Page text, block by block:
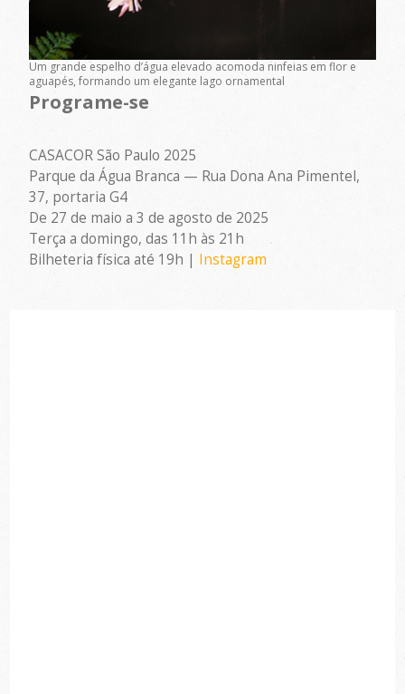
Um grande espelho d’água elevado acomoda ninfeias em flor e
aguapés, formando um elegante lago ornamental
Programe-se
CASACOR São Paulo 2025
Parque da Água Branca — Rua Dona Ana Pimentel,
37, portaria G4
De 27 de maio a 3 de agosto de 2025
Terça a domingo, das 11h às 21h
Bilheteria física até 19h | Instagram